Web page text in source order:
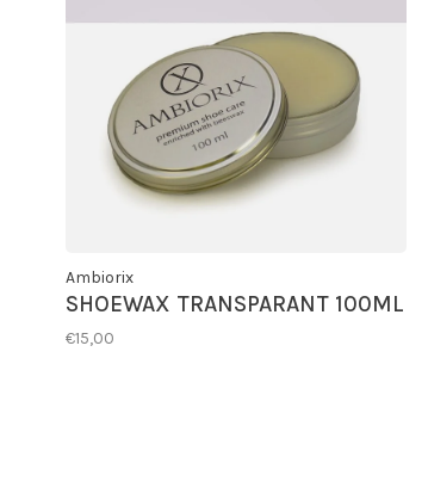
Ambiorix
SHOEWAX TRANSPARANT 100ML
€15,00